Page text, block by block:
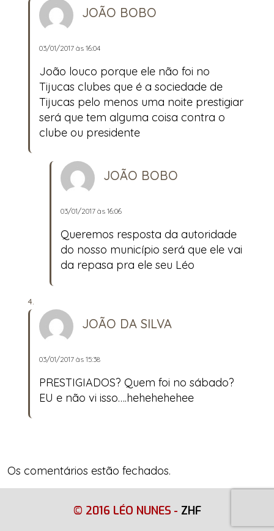
JOÃO BOBO
03/01/2017 às 16:04
João louco porque ele não foi no
Tijucas clubes que é a sociedade de
Tijucas pelo menos uma noite prestigiar
será que tem alguma coisa contra o
clube ou presidente
JOÃO BOBO
03/01/2017 às 16:06
Queremos resposta da autoridade
do nosso município será que ele vai
da repasa pra ele seu Léo
JOÃO DA SILVA
03/01/2017 às 15:38
PRESTIGIADOS? Quem foi no sábado?
EU e não vi isso….hehehehehee
Os comentários estão fechados.
© 2016 LÉO NUNES - ZHF